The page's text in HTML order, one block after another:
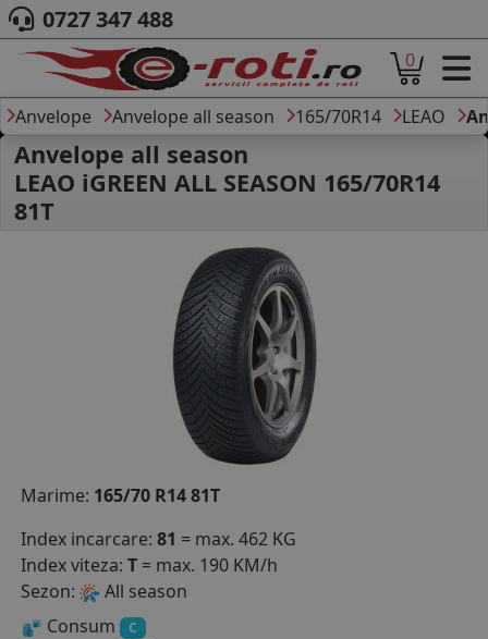
ACASA
DESPRE NOI
ANVELOPE
AUTO
CAMION
AGROINDUSTRIALE
CAUTARE DUPA
DIMENSIUNI
PRODUCATORI ANVELOPE
MARCA AUTO
BLOG
B2B - COLABORARE COMPANII
CONTACT
0727 347 488
0
Anvelope Anvelope all season 165/70R14 LEAO
Anvelope all season
LEAO iGREEN ALL SEASON 165/70R14
81T
Marime: 165/70 R14 81T
Index incarcare: 81 = max. 462 KG
Index viteza: T = max. 190 KM/h
Sezon:
All season
Consum
C